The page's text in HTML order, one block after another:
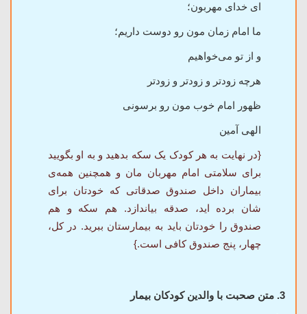
ای خدای مهربون؛
ما امام زمان مون رو دوست داریم؛
و از تو می‌خواهیم
هرچه زودتر و زودتر و زودتر
ظهور امام خوب مون رو برسونی
الهی آمین
{در نهایت به هر کودک یک سکه بدهید و به او بگویید
برای سلامتی امام مهربان مان و همچنین همه‌ی
بیماران داخل صندوق صدقاتی که خودتان برای
شان برده اید، صدقه بیاندازد. هم سکه و هم
صندوق را خودتان باید به بیمارستان ببرید. در کل،
چهار، پنج صندوق کافی است.}
3. متن صحبت با والدین کودکان بیمار